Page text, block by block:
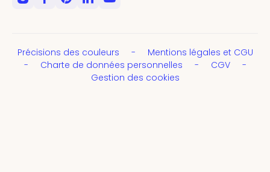
Précisions des couleurs
Mentions légales et CGU
Charte de données personnelles
CGV
Gestion des cookies